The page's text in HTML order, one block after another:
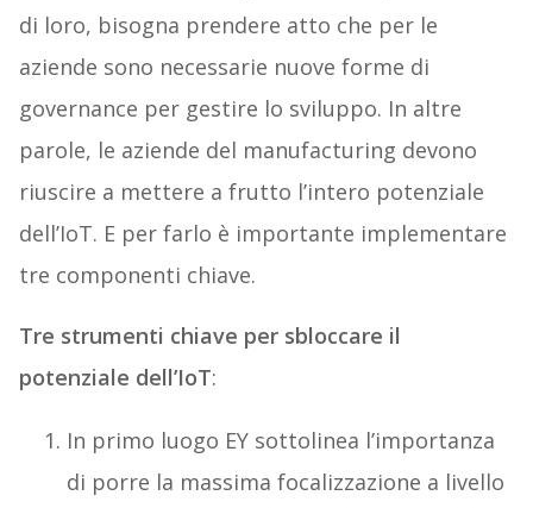
di loro, bisogna prendere atto che per le
aziende sono necessarie nuove forme di
governance per gestire lo sviluppo. In altre
parole, le aziende del manufacturing devono
riuscire a mettere a frutto l’intero potenziale
dell’IoT. E per farlo è importante implementare
tre componenti chiave.
Tre strumenti chiave per sbloccare il
potenziale dell’IoT:
In primo luogo EY sottolinea l’importanza
di porre la massima focalizzazione a livello